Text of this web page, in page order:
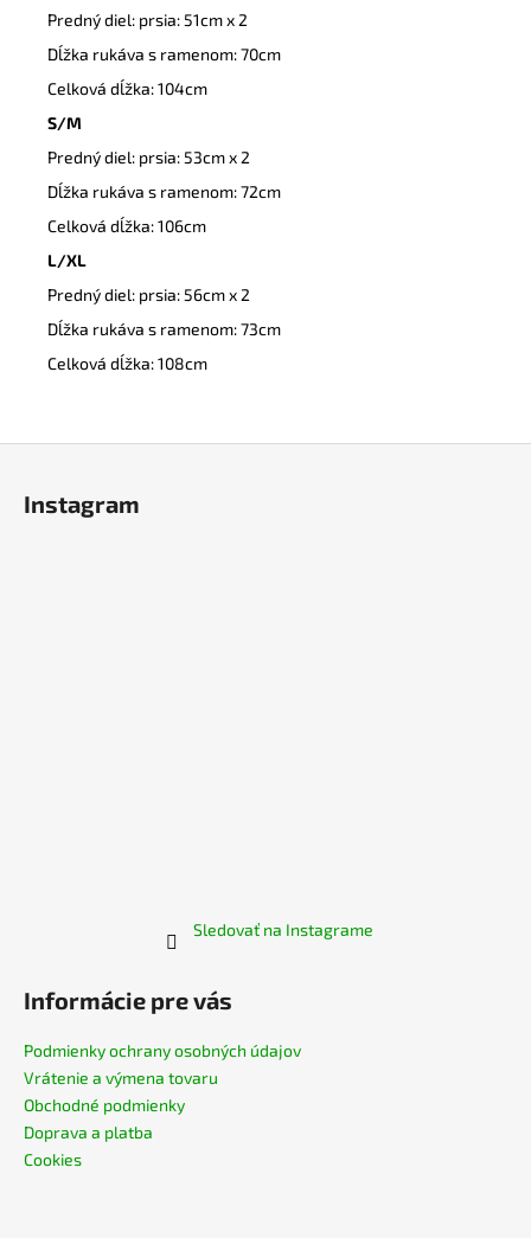
Predný diel: prsia: 51cm x 2
Dĺžka rukáva s ramenom: 70cm
Celková dĺžka: 104cm
S/M
Predný diel: prsia: 53cm x 2
Dĺžka rukáva s ramenom: 72cm
Celková dĺžka: 106cm
L/XL
Predný diel: prsia: 56cm x 2
Dĺžka rukáva s ramenom: 73cm
Celková dĺžka: 108cm
Instagram
Sledovať na Instagrame
Informácie pre vás
Podmienky ochrany osobných údajov
Vrátenie a výmena tovaru
Obchodné podmienky
Doprava a platba
Cookies